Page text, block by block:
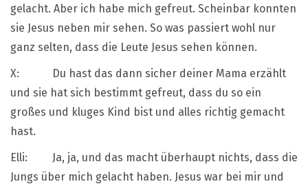
gelacht. Aber ich habe mich gefreut. Scheinbar konnten
sie Jesus neben mir sehen. So was passiert wohl nur
ganz selten, dass die Leute Jesus sehen können.
X: Du hast das dann sicher deiner Mama erzählt
und sie hat sich bestimmt gefreut, dass du so ein
großes und kluges Kind bist und alles richtig gemacht
hast.
Elli: Ja, ja, und das macht überhaupt nichts, dass die
Jungs über mich gelacht haben. Jesus war bei mir und